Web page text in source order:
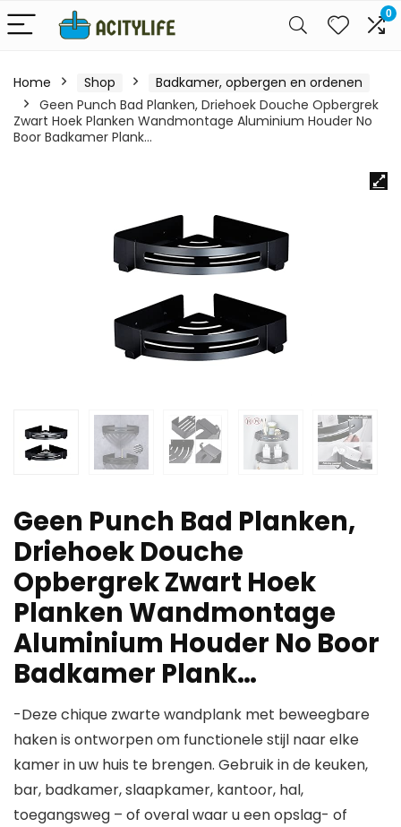
0
Home Shop
Badkamer, opbergen en ordenen
Geen Punch Bad Planken, Driehoek Douche Opbergrek
Zwart Hoek Planken Wandmontage Aluminium Houder No
Boor Badkamer Plank…
Geen Punch Bad Planken,
Driehoek Douche
Opbergrek Zwart Hoek
Planken Wandmontage
Aluminium Houder No Boor
Badkamer Plank…
-Deze chique zwarte wandplank met beweegbare
haken is ontworpen om functionele stijl naar elke
kamer in uw huis te brengen. Gebruik in de keuken,
bar, badkamer, slaapkamer, kantoor, hal,
toegangsweg – of overal waar u een opslag- of